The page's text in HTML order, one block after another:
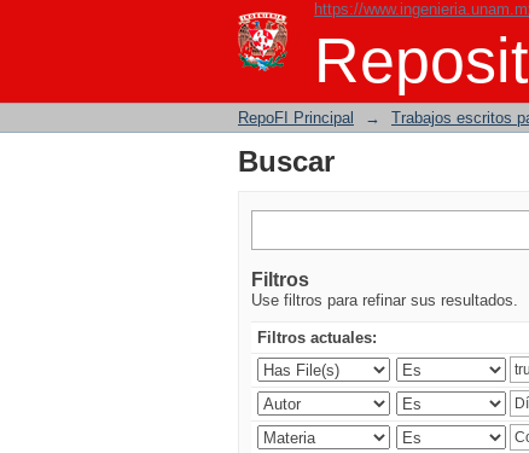
https://
Buscar
RepoFI Principal → Trabajos escritos
Buscar
Filtros
Use filtros para refinar sus resultados.
Filtros actuales: